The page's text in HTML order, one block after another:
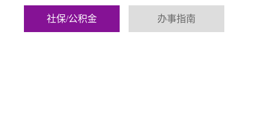
社保/公积金 办事指南